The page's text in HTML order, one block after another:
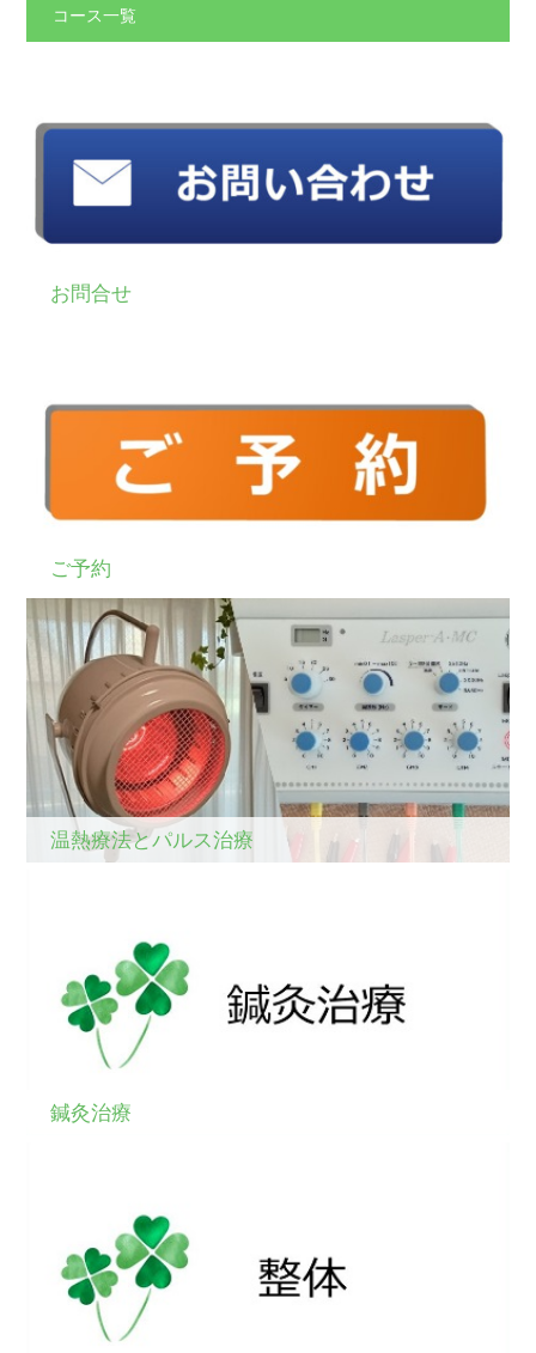
コース一覧
お問合せ
ご予約
温熱療法とパルス治療
鍼灸治療